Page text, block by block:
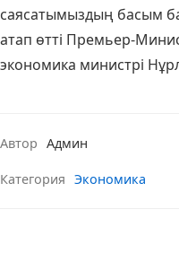
саясатымыздың басым
атап өтті Премьер-
экономика министрі
Автор Админ
Категория Экономика